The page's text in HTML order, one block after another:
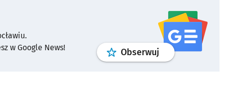
w Google News!
Obserwuj profilgoogle news